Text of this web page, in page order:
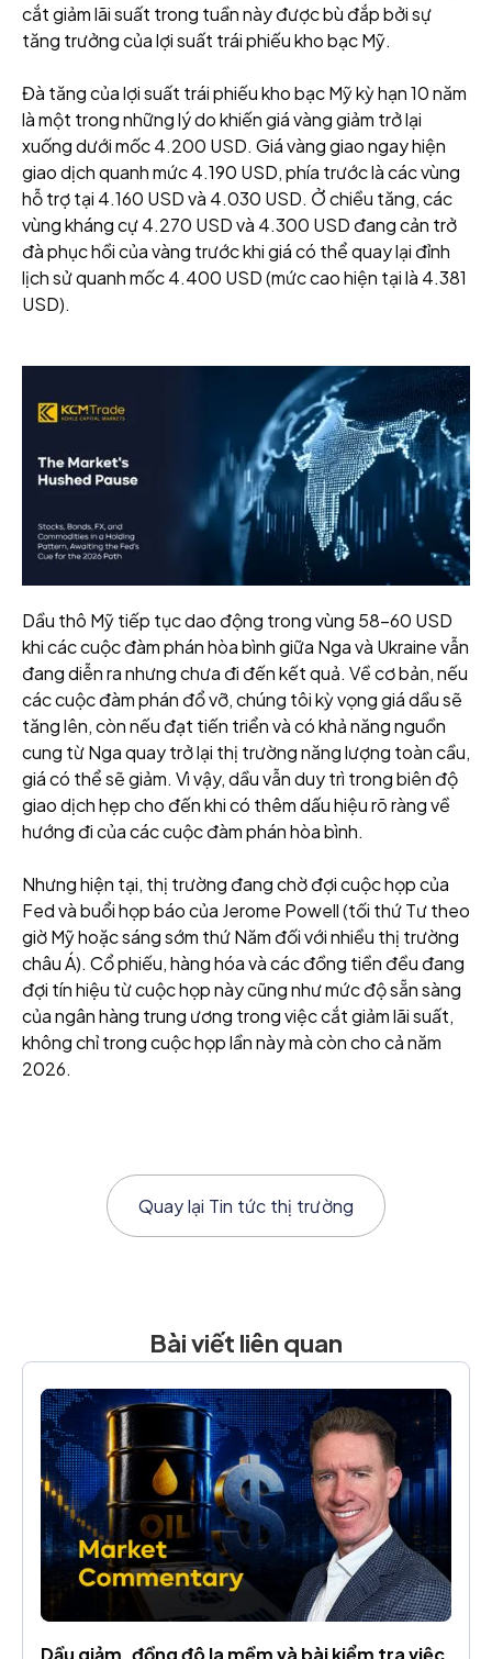
cắt giảm lãi suất trong tuần này được bù đắp bởi sự
tăng trưởng của lợi suất trái phiếu kho bạc Mỹ.
Đà tăng của lợi suất trái phiếu kho bạc Mỹ kỳ hạn 10 năm
là một trong những lý do khiến giá vàng giảm trở lại
xuống dưới mốc 4.200 USD. Giá vàng giao ngay hiện
giao dịch quanh mức 4.190 USD, phía trước là các vùng
hỗ trợ tại 4.160 USD và 4.030 USD. Ở chiều tăng, các
vùng kháng cự 4.270 USD và 4.300 USD đang cản trở
đà phục hồi của vàng trước khi giá có thể quay lại đỉnh
lịch sử quanh mốc 4.400 USD (mức cao hiện tại là 4.381
USD).
Dầu thô Mỹ tiếp tục dao động trong vùng 58–60 USD
khi các cuộc đàm phán hòa bình giữa Nga và Ukraine vẫn
đang diễn ra nhưng chưa đi đến kết quả. Về cơ bản, nếu
các cuộc đàm phán đổ vỡ, chúng tôi kỳ vọng giá dầu sẽ
tăng lên, còn nếu đạt tiến triển và có khả năng nguồn
cung từ Nga quay trở lại thị trường năng lượng toàn cầu,
giá có thể sẽ giảm. Vì vậy, dầu vẫn duy trì trong biên độ
giao dịch hẹp cho đến khi có thêm dấu hiệu rõ ràng về
hướng đi của các cuộc đàm phán hòa bình.
Nhưng hiện tại, thị trường đang chờ đợi cuộc họp của
Fed và buổi họp báo của Jerome Powell (tối thứ Tư theo
giờ Mỹ hoặc sáng sớm thứ Năm đối với nhiều thị trường
châu Á). Cổ phiếu, hàng hóa và các đồng tiền đều đang
đợi tín hiệu từ cuộc họp này cũng như mức độ sẵn sàng
của ngân hàng trung ương trong việc cắt giảm lãi suất,
không chỉ trong cuộc họp lần này mà còn cho cả năm
2026.
Quay lại Tin tức thị trường
Bài viết liên quan
Dầu giảm, đồng đô la mềm và bài kiểm tra việc